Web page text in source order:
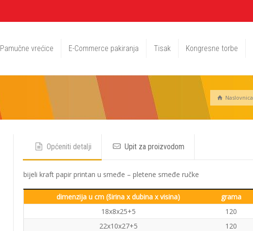
Pamučne vrećice E-Commerce pakiranja Tisak Kongresne torbe
Naslovnica
Općeniti detalji Upit za proizvodom
bijeli kraft papir printan u smeđe – pletene smeđe ručke
dimenzija u cm (širina x dubina x visina) grama
18x8x25+5
120
22x10x27+5
120